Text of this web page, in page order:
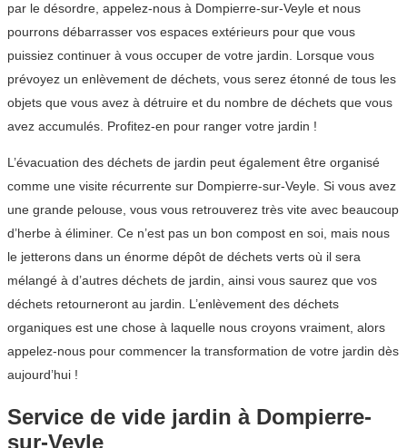
par le désordre, appelez-nous à Dompierre-sur-Veyle et nous
pourrons débarrasser vos espaces extérieurs pour que vous
puissiez continuer à vous occuper de votre jardin. Lorsque vous
prévoyez un enlèvement de déchets, vous serez étonné de tous les
objets que vous avez à détruire et du nombre de déchets que vous
avez accumulés. Profitez-en pour ranger votre jardin !
L’évacuation des déchets de jardin peut également être organisé
comme une visite récurrente sur Dompierre-sur-Veyle. Si vous avez
une grande pelouse, vous vous retrouverez très vite avec beaucoup
d’herbe à éliminer. Ce n’est pas un bon compost en soi, mais nous
le jetterons dans un énorme dépôt de déchets verts où il sera
mélangé à d’autres déchets de jardin, ainsi vous saurez que vos
déchets retourneront au jardin. L’enlèvement des déchets
organiques est une chose à laquelle nous croyons vraiment, alors
appelez-nous pour commencer la transformation de votre jardin dès
aujourd’hui !
Service de vide jardin à Dompierre-
sur-Veyle